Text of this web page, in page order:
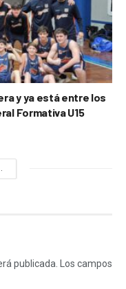
y ya está entre los
Formativa U15
publicada.
Los campos